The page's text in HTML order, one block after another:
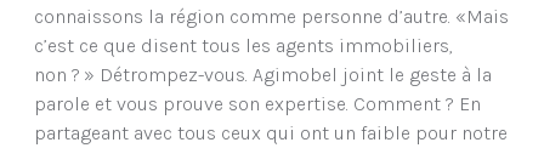
connaissons la région comme personne d’autre. «Mais
c’est ce que disent tous les agents immobiliers,
non ? » Détrompez-vous. Agimobel joint le geste à la
parole et vous prouve son expertise. Comment ? En
partageant avec tous ceux qui ont un faible pour notre